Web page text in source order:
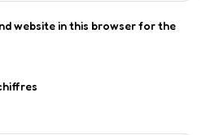
website in this browser for the